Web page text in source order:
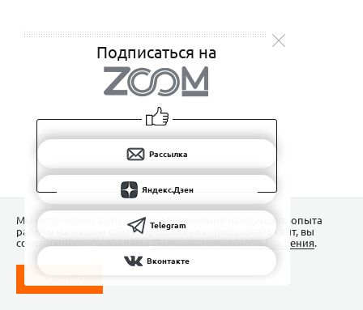
Подписаться на
Рассылка
Яндекс.Дзен
Telegram
Вконтакте
Мы используем Сookies для обеспечения наилучшего опыта
работы на нашем сайте. Продолжая использовать сайт, вы
соглашаетесь с условиямиПользовательского соглашения.
ПОНЯТНО